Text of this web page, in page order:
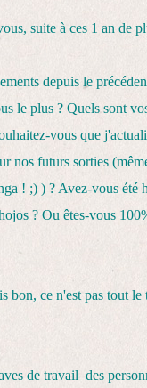
suite à ces 1 an de
depuis le
le plus ? Quels sont
vous que
nos futurs sorties
! ;) ) ? Avez-vous été
? Ou êtes-vous
ce n'est pas tout le
de travail des